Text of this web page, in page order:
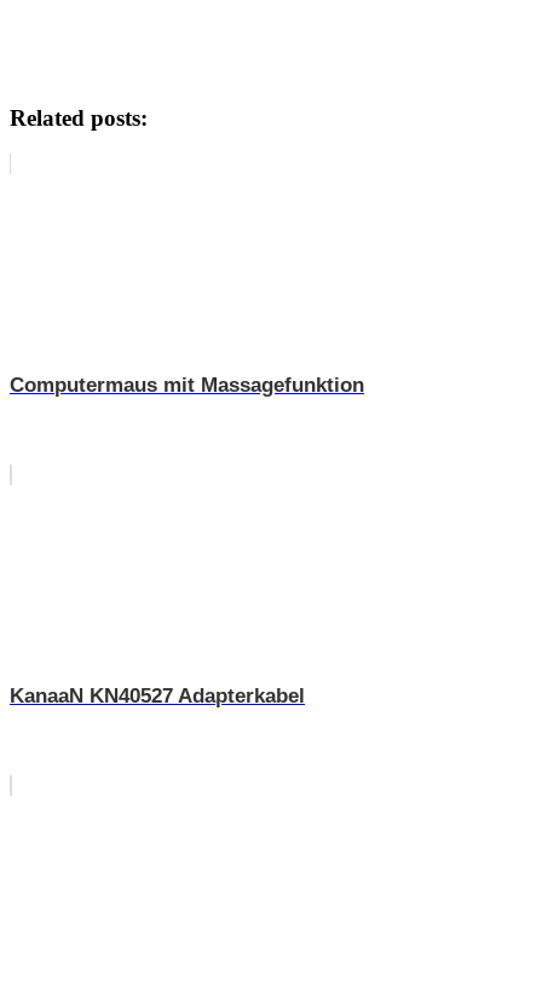
Related posts:
Computermaus mit Massagefunktion
KanaaN KN40527 Adapterkabel